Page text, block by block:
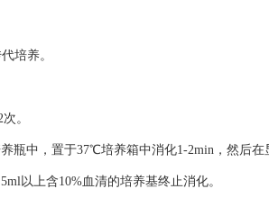
培养。
。
瓶中，置于37℃培养箱中消化1-2min，然后
以上含10%血清的培养基终止消化。